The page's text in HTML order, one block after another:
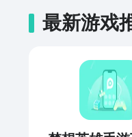
最新游戏